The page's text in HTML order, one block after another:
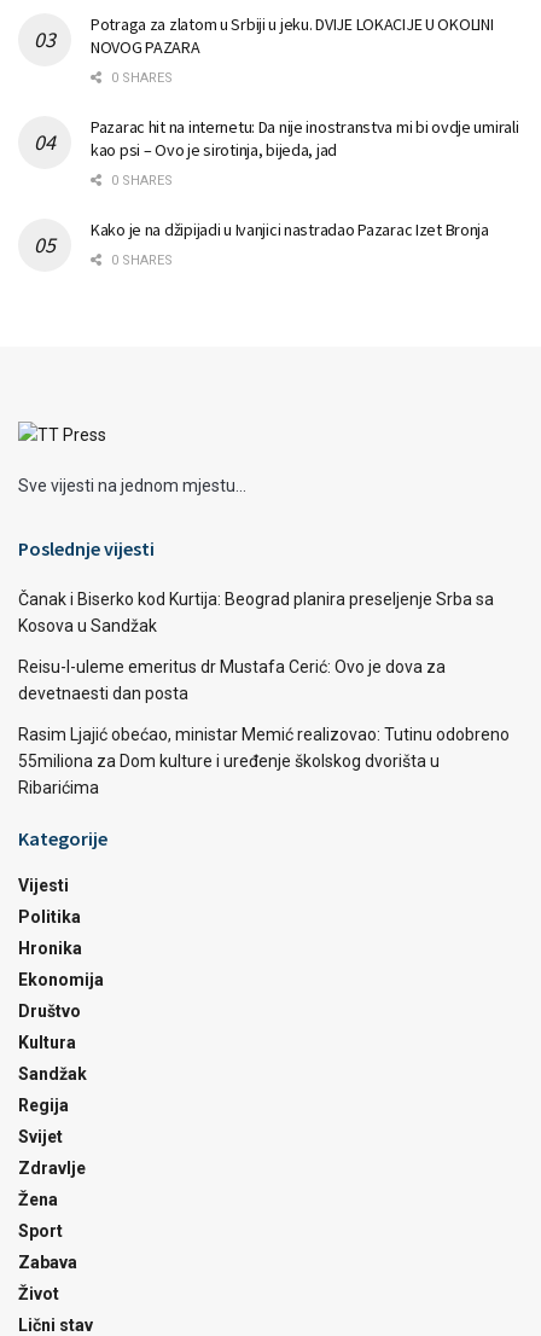
Potraga za zlatom u Srbiji u jeku. DVIJE LOKACIJE U OKOLINI
NOVOG PAZARA
0 SHARES
Pazarac hit na internetu: Da nije inostranstva mi bi ovdje umirali
kao psi – Ovo je sirotinja, bijeda, jad
0 SHARES
Kako je na džipijadi u Ivanjici nastradao Pazarac Izet Bronja
0 SHARES
Sve vijesti na jednom mjestu...
Poslednje vijesti
Čanak i Biserko kod Kurtija: Beograd planira preseljenje Srba sa
Kosova u Sandžak
Reisu-l-uleme emeritus dr Mustafa Cerić: Ovo je dova za
devetnaesti dan posta
Rasim Ljajić obećao, ministar Memić realizovao: Tutinu odobreno
55miliona za Dom kulture i uređenje školskog dvorišta u
Ribarićima
Kategorije
Vijesti
Politika
Hronika
Ekonomija
Društvo
Kultura
Sandžak
Regija
Svijet
Zdravlje
Žena
Sport
Zabava
Život
Lični stav